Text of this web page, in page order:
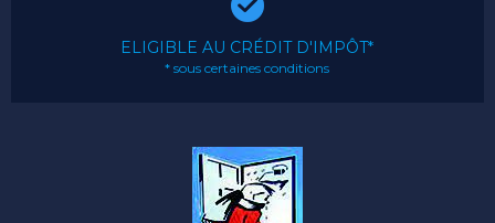
ELIGIBLE AU CRÉDIT D'IMPÔT*
* sous certaines conditions